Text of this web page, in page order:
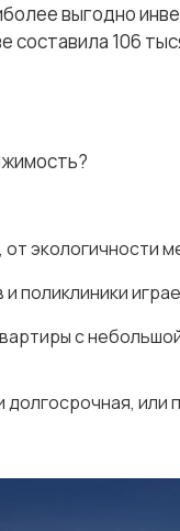
выгодно
106
экологичности
поликлиники
с
долгосрочная, или